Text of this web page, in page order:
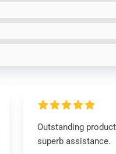
Outstanding
superb assistance.